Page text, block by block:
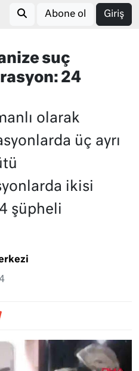
Abone ol Giriş
suç
24
olarak
üç ayrı
ikisi
şüpheli